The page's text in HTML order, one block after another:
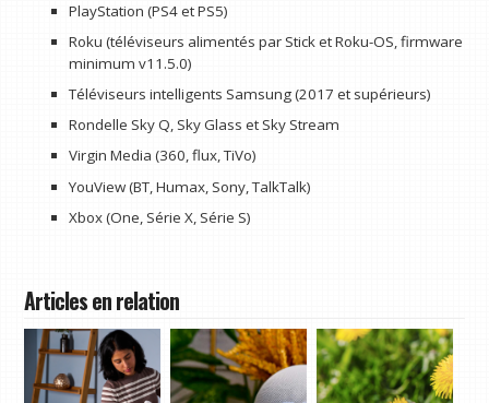
PlayStation (PS4 et PS5)
Roku (téléviseurs alimentés par Stick et Roku-OS, firmware
minimum v11.5.0)
Téléviseurs intelligents Samsung (2017 et supérieurs)
Rondelle Sky Q, Sky Glass et Sky Stream
Virgin Media (360, flux, TiVo)
YouView (BT, Humax, Sony, TalkTalk)
Xbox (One, Série X, Série S)
Articles en relation